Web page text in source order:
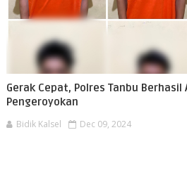
Gerak Cepat, Polres Tanbu Berhasil
Pengeroyokan
Bidik Kalsel Dec 09, 2024